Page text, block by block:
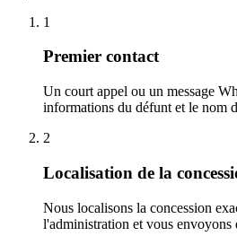
1
Premier contact
Un court appel ou un message
informations du défunt et le nom
2
Localisation de la
Nous localisons la concession
l'administration et vous envoyons